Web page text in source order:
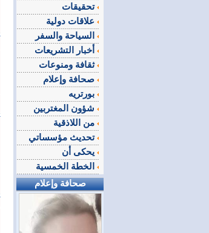
تحقيقات
ثقافة ومنوعات
تحديث مؤسساتي
صحافة وإعلام